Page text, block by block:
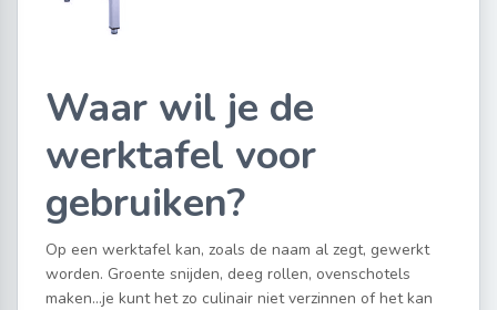
Waar wil je de
werktafel voor
gebruiken?
Op een werktafel kan, zoals de naam al zegt, gewerkt
worden. Groente snijden, deeg rollen, ovenschotels
maken…je kunt het zo culinair niet verzinnen of het kan